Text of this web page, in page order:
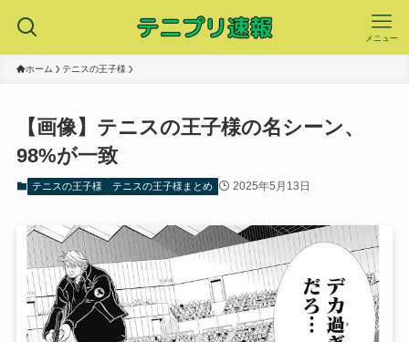
メニュー
ホーム テニスの王子様
【画像】テニスの王子様の名シーン、
98%が一致
テニスの王子様 テニスの王子様まとめ 2025年5月13日